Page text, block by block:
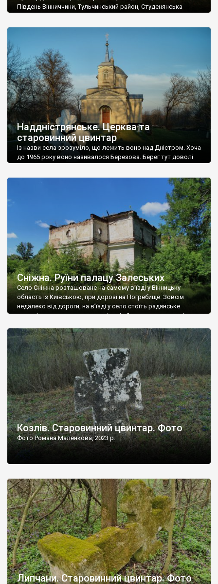
Південь Вінниччини, Тульчинський район, Студенянська
старовинний цвинтар із кам’яними хрестами. Всі епітафії, які
збереглися, написані кирилицею, церковнослов’янською
мовою. За всіма традиційними ознаками – цвинтар
український. Хрести датуються 19 століттям. У 1924-1940
роках Болган […]
Наддністрянське. Церква та
старовинний цвинтар
Із назви села зрозуміло, що лежить воно над Дністром. Хоча
до 1965 року воно називалося Березова. Берег тут доволі
Наддністрянське відрізняється від більшості навколишніх
сіл. У селі є мурована Михайлівська церква. Точної дати […]
Сніжна. Руїни палацу Залеських
Село Сніжна розташоване на самому в’їзді у Вінницьку
область із Київською, при дорозі на Погребище. Зовсім
недалеко від дороги, на в’їзді у село стоїть радянське
рельєфне пано, яке показує жінку і яблуню, а трохи далі, десь
не видно, але видно дві стареньких колії у траві – […]
Козлів. Старовинний цвинтар. Фото
Фото Романа Маленкова, 2023 р.
Липчани. Старовинний цвинтар. Фото